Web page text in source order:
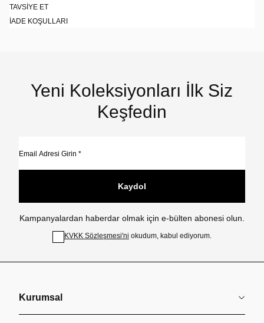
TAVSIYE ET
İADE KOŞULLARI
Yeni Koleksiyonları İlk Siz
Keşfedin
Kaydol
Kampanyalardan haberdar olmak için e-bülten abonesi olun.
KVKK Sözleşmesi'ni okudum, kabul ediyorum.
Kurumsal